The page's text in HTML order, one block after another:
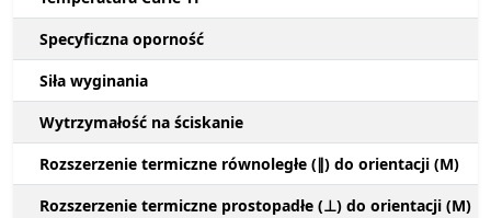
Specyficzna oporność
Siła wyginania
Wytrzymałość na ściskanie
Rozszerzenie termiczne równoległe (∥) do orientacji (M)
Rozszerzenie termiczne prostopadłe (⊥) do orientacji (M)